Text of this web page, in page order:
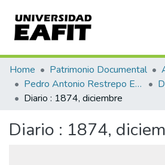
Communities & Collections
All of DSpace
Home Patrimonio Documental
Pedro Antonio Restrepo Escovar
Diario : 1874, diciembre
Diario : 1874,